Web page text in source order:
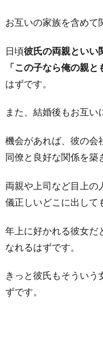
お互いの家族を含めて
日頃彼氏の両親といい
「この子なら俺の親
はずです。
また、結婚後もお互い
機会があれば、彼の会
同僚と良好な関係を築
両親や上司など目上の
儀正しいどこに出して
年上に好かれる彼女だ
なれるはずです。
きっと彼氏もそういう
ずです。